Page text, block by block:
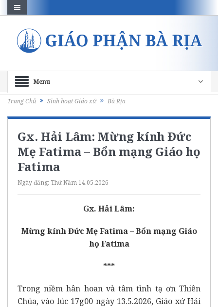
Menu
Trang Chủ Sinh hoạt Giáo xứ Bà Rịa
Gx. Hải Lâm: Mừng kính Đức
Mẹ Fatima – Bổn mạng Giáo họ
Fatima
Ngày đăng: Thứ Năm 14.05.2026
Gx. Hải Lâm:
Mừng kính Đức Mẹ Fatima – Bổn mạng Giáo
họ Fatima
***
Trong niềm hân hoan và tâm tình tạ ơn Thiên
Chúa, vào lúc 17g00 ngày 13.5.2026, Giáo xứ Hải